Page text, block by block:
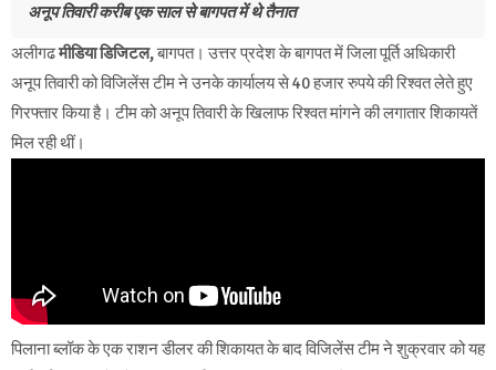
अनूप तिवारी करीब एक साल से बागपत में थे तैनात
अलीगढमीडिया डिजिटल,बागपत। उत्तर प्रदेश के बागपत में जिला पूर्ति अधिकारी
अनूप तिवारी को विजिलेंस टीम ने उनके कार्यालय से 40 हजार रुपये की रिश्वत लेते हुए
गिरफ्तार किया है। टीम को अनूप तिवारी के खिलाफ रिश्वत मांगने की लगातार शिकायतें
मिल रही थीं।
पिलाना ब्लॉक के एक राशन डीलर की शिकायत के बाद विजिलेंस टीम ने शुक्रवार को यह